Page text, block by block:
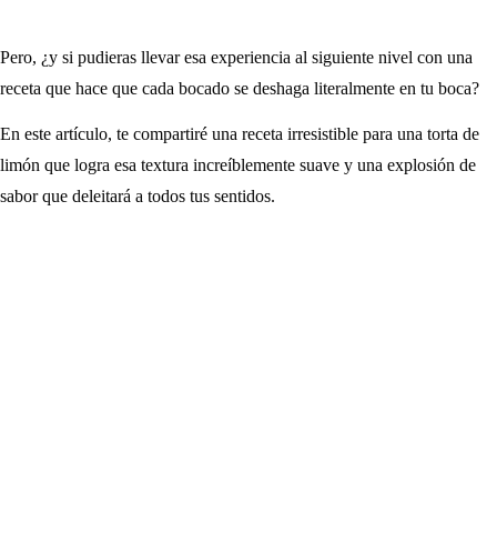
Pero, ¿y si pudieras llevar esa experiencia al siguiente nivel con una
receta que hace que cada bocado se deshaga literalmente en tu boca?
En este artículo, te compartiré una receta irresistible para una torta de
limón que logra esa textura increíblemente suave y una explosión de
sabor que deleitará a todos tus sentidos.